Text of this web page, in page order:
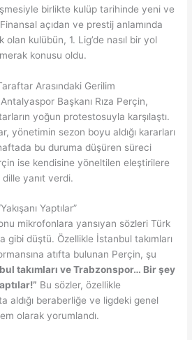
birlikte kulüp tarihinde yeni ve
açıdan ve prestij anlamında
kulübün, 1. Lig’de nasıl bir yol
konusu oldu.
Arasındaki Gerilim
Başkanı Rıza Perçin,
yoğun protestosuyla karşılaştı.
yönetimin sezon boyu aldığı kararları
bu duruma düşüren süreci
ise kendisine yöneltilen eleştirilere
yanıt verdi.
Yaptılar”
mikrofonlara yansıyan sözleri Türk
gibi düştü. Özellikle İstanbul takımları
atıfta bulunan Perçin, şu
takımları ve Trabzonspor… Bir şey
Bu sözler, özellikle
aldığı beraberliğe ve ligdeki genel
olarak yorumlandı.